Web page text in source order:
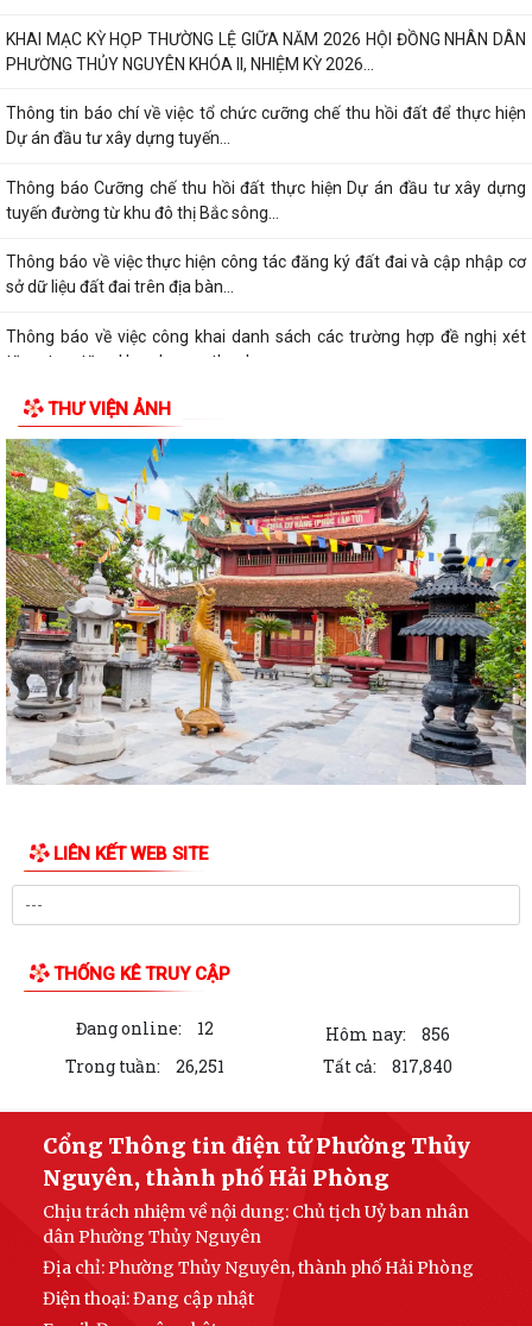
KHAI MẠC KỲ HỌP THƯỜNG LỆ GIỮA NĂM 2026 HỘI ĐỒNG NHÂN DÂN
PHƯỜNG THỦY NGUYÊN KHÓA II, NHIỆM KỲ 2026...
Thông tin báo chí về việc tổ chức cưỡng chế thu hồi đất để thực hiện
Dự án đầu tư xây dựng tuyến...
Thông báo Cưỡng chế thu hồi đất thực hiện Dự án đầu tư xây dựng
tuyến đường từ khu đô thị Bắc sông...
Thông báo về việc thực hiện công tác đăng ký đất đai và cập nhập cơ
sở dữ liệu đất đai trên địa bàn...
Thông báo về việc công khai danh sách các trường hợp đề nghị xét
tặng, truy tặng Huy chương thanh...
THƯ VIỆN ẢNH
LIÊN KẾT WEB SITE
THỐNG KÊ TRUY CẬP
Đang online: 12 Hôm nay:
856
Trong tuần:
26,251 Tất cả: 817,840
Cổng Thông tin điện tử Phường Thủy
Nguyên, thành phố Hải Phòng
Chịu trách nhiệm về nội dung: Chủ tịch Uỷ ban nhân
dân Phường Thủy Nguyên
Địa chỉ: Phường Thủy Nguyên, thành phố Hải Phòng
Điện thoại: Đang cập nhật